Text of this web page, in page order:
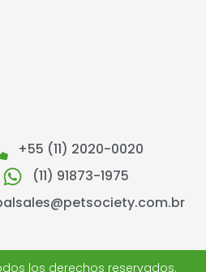
+55 (11) 2020-0020
(11) 91873-1975
los derechos reservados.